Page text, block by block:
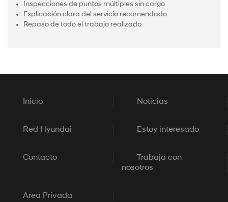
Inspecciones de puntos múltiples sin cargo
Explicación clara del servicio recomendado
Repaso de todo el trabajo realizado
Inicio Noticias
Red Hyundai Estoy interesado
Contacto
Trabaja con
nosotros
Area Privada